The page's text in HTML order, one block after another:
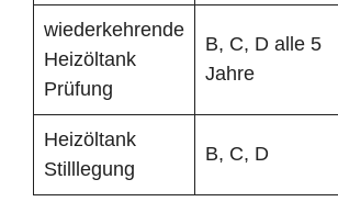
wiederkehrende
Heizöltank
Prüfung
B, C, D alle 5
Jahre
Heizöltank
Stilllegung
B, C, D